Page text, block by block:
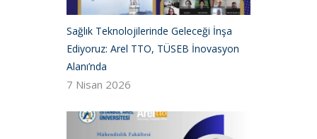
Sağlık Teknolojilerinde Geleceği İnşa
Ediyoruz: Arel TTO, TÜSEB İnovasyon
Alanı’nda
7 Nisan 2026